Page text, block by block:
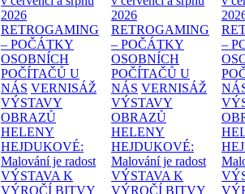
2026
RETROGAMING
– POČÁTKY
OSOBNÍCH
POČÍTAČŮ U
NÁS VERNISÁŽ
VÝSTAVY
OBRAZŮ
HELENY
HEJDUKOVÉ:
Malování je radost
VÝSTAVA K
VÝROČÍ BITVY
2026
RETROGAMING
– POČÁTKY
OSOBNÍCH
POČÍTAČŮ U
NÁS VERNISÁŽ
VÝSTAVY
OBRAZŮ
HELENY
HEJDUKOVÉ:
Malování je radost
VÝSTAVA K
VÝROČÍ BITVY
–